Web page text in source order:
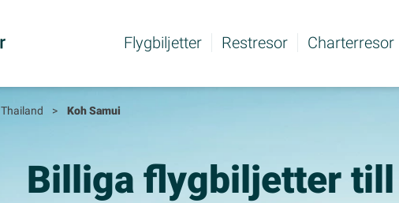
Flygbiljetter Restresor Charterresor
Thailand > Koh Samui
Billiga flygbiljetter till